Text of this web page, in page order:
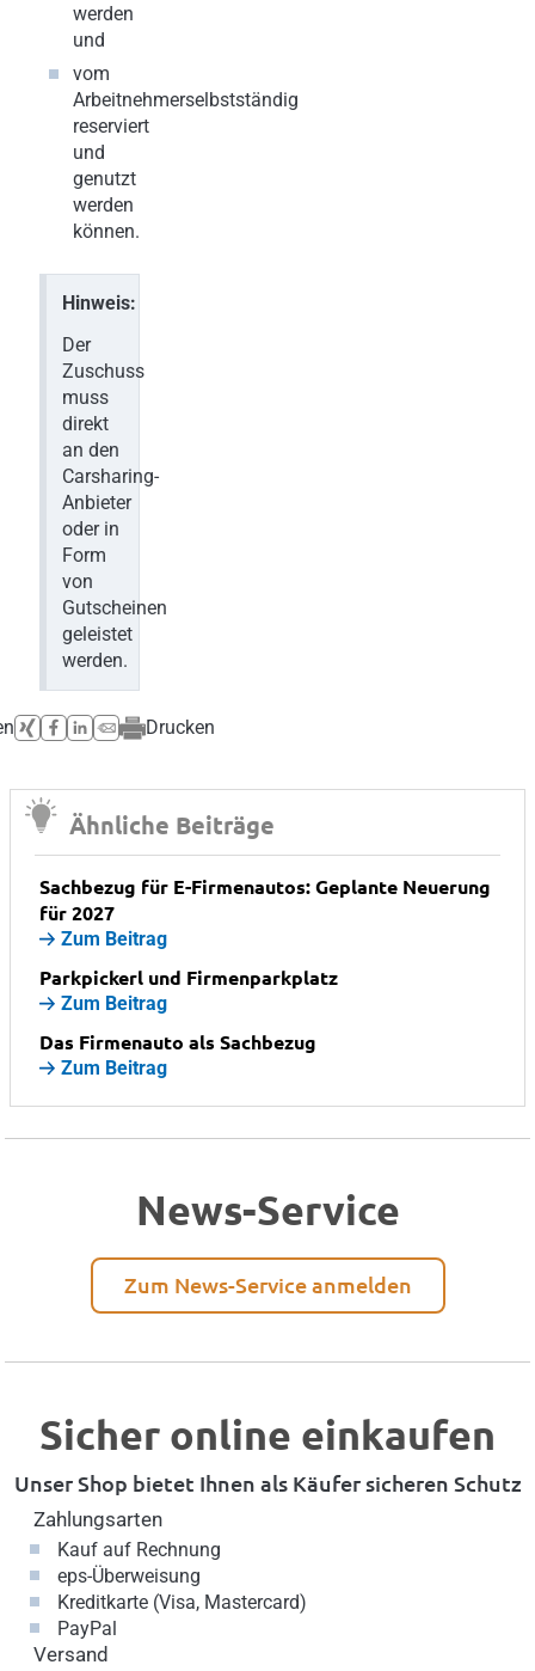
werden
und
vom
Arbeitnehmerselbstständig
reserviert
und
genutzt
werden
können.
Hinweis:
Der
Zuschuss
muss
direkt
an den
Carsharing-
Anbieter
oder in
Form
von
Gutscheinen
geleistet
werden.
Drucken
Ähnliche Beiträge
Sachbezug für E-Firmenautos: Geplante Neuerung
für 2027
Zum Beitrag
Parkpickerl und Firmenparkplatz
Zum Beitrag
Das Firmenauto als Sachbezug
Zum Beitrag
News-Service
Zum News-Service anmelden
Sicher online einkaufen
Unser Shop bietet Ihnen als Käufer sicheren Schutz
Zahlungsarten
Kauf auf Rechnung
eps-Überweisung
Kreditkarte (Visa, Mastercard)
PayPal
Versand